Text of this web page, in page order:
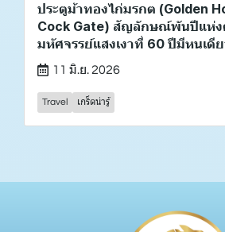
ประตูม้าทองไก่มรกต (Golden
Cock Gate) สัญลักษณ์พันปีแห่ง
มหัศจรรย์แสงเงาที่ 60 ปีมีหนเดี
11 มิ.ย. 2026
Travel เกร็ดน่ารู้